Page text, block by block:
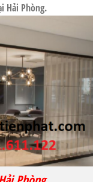
Hải Phòng.